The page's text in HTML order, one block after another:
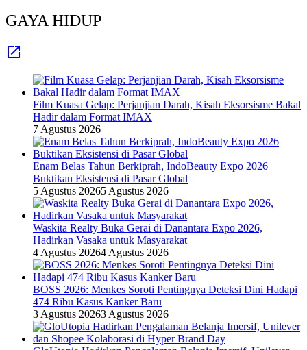
GAYA HIDUP
Film Kuasa Gelap: Perjanjian Darah, Kisah Eksorsisme Bakal
Hadir dalam Format IMAX
7 Agustus 2026
Enam Belas Tahun Berkiprah, IndoBeauty Expo 2026
Buktikan Eksistensi di Pasar Global
5 Agustus 20265 Agustus 2026
Waskita Realty Buka Gerai di Danantara Expo 2026,
Hadirkan Vasaka untuk Masyarakat
4 Agustus 20264 Agustus 2026
BOSS 2026: Menkes Soroti Pentingnya Deteksi Dini Hadapi
474 Ribu Kasus Kanker Baru
3 Agustus 20263 Agustus 2026